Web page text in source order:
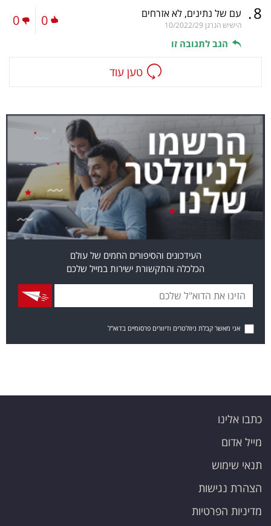
8
. עם של נתינים, לא אזרחים
הישיש הנרגן 10/2022/29
הגב לתגובה זו
0
0
טען עוד
העידכונים והסיפורים החמים של עולם
הכלכלה והתקשורת ישירות במייל שלכם
אני מאשר קבלת ניוזלטרים ודיוורים פרסומיים בדוא"ל
כתבו אלינו
מייל אדום
תנאי שימוש
הצהרת נגישות
מדיניות הפרטיות